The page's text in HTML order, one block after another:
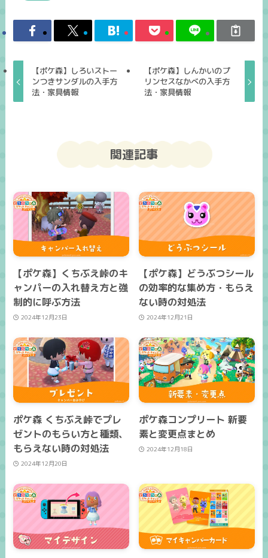
【ポケ森】しろいストー
ンつきサンダルの入手方
法・家具情報
【ポケ森】しんかいのプ
リンセスなかべの入手方
法・家具情報
関連記事
【ポケ森】くちぶえ峠のキ
ャンパーの入れ替え方と強
制的に呼ぶ方法
2024年12月23日
【ポケ森】どうぶつシール
の効率的な集め方・もらえ
ない時の対処法
2024年12月21日
ポケ森 くちぶえ峠でプレ
ゼントのもらい方と種類、
もらえない時の対処法
2024年12月20日
ポケ森コンプリート 新要
素と変更点まとめ
2024年12月18日